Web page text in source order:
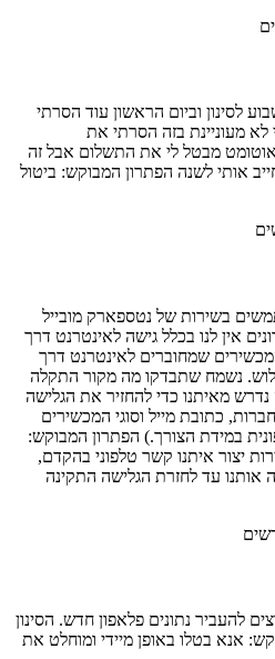
לסינון וביום הראשון עוד הסרתי
לא מעוניינת בזה הסרתי את
מבטל לי את התשלום אבל זה
אותי לשנה הפתרון המבוקש: ביטול
בשירות של נטספארק מובייל
אין לנו בכלל גישה לאינטרנט דרך
שמחוברים לאינטרנט דרך
נשמח שתבדקו מה מקור התקלה
מאיתנו כדי להחזיר את הגלישה
כתובת מייל וסוגי המכשירים
במידת הצורך.) הפתרון המבוקש:
יצור איתנו קשר טלפוני בהקדם,
אותנו עד לחזרת הגלישה התקינה
להעביר נתונים פלאפון חדש. הסינון
אנא בטלו באופן מיידי ומוחלט את